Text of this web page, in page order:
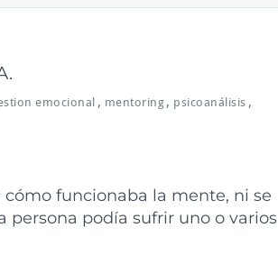
emocional , mentoring , psicoanálisis ,
funcionaba la mente, ni se
persona podía sufrir uno o varios